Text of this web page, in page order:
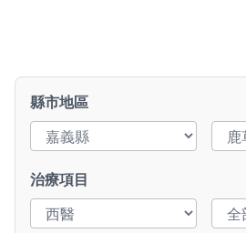
縣市地區
治療項目